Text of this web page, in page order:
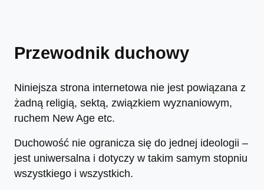
Przewodnik duchowy
Niniejsza strona internetowa nie jest powiązana z
żadną religią, sektą, związkiem wyznaniowym,
ruchem New Age etc.
Duchowość nie ogranicza się do jednej ideologii –
jest uniwersalna i dotyczy w takim samym stopniu
wszystkiego i wszystkich.